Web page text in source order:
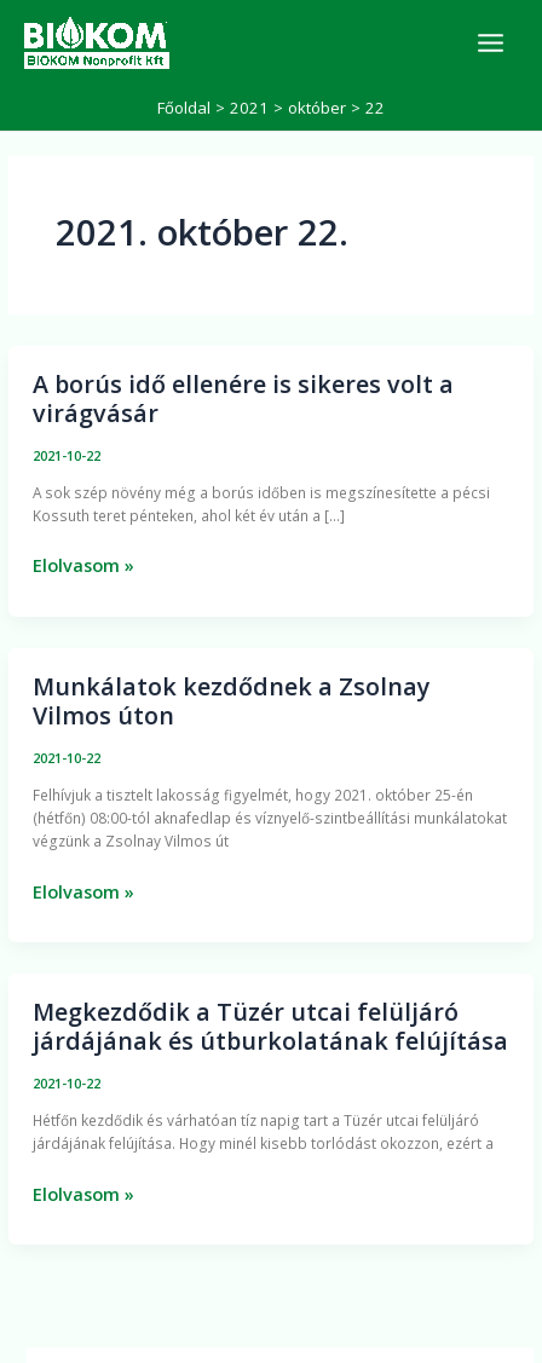
content
Főoldal 2021 október 22
2021. október 22.
A borús idő ellenére is sikeres volt a
virágvásár
2021-10-22
A sok szép növény még a borús időben is megszínesítette a pécsi
Kossuth teret pénteken, ahol két év után a […]
A
borús
is
sikeres
volt
Elolvasom »
Munkálatok kezdődnek a Zsolnay
Vilmos úton
2021-10-22
Felhívjuk a tisztelt lakosság figyelmét, hogy 2021. október 25-én
(hétfőn) 08:00-tól aknafedlap és víznyelő-szintbeállítási munkálatokat
végzünk a Zsolnay Vilmos út
Munkálatok
kezdődnek
Vilmos
úton
Elolvasom »
Megkezdődik a Tüzér utcai felüljáró
járdájának és útburkolatának felújítása
2021-10-22
Hétfőn kezdődik és várhatóan tíz napig tart a Tüzér utcai felüljáró
járdájának felújítása. Hogy minél kisebb torlódást okozzon, ezért a
Megkezdődik
a
felüljáró
járdájának
és
Elolvasom »
e
r
é